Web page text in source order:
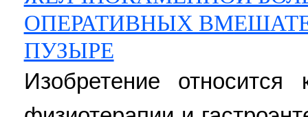
ОПЕРАТИВНЫХ
ПУЗЫРЕ
Изобретение